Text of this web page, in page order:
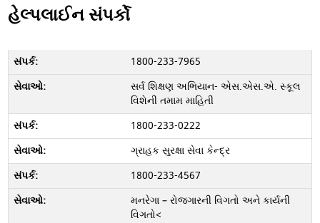
હેલ્પલાઈન સંપર્કો
1800-233-7965
સર્વ શિક્ષણ અભિયાન- એસ.એસ.એ. સ્કૂલ
વિશેની તમામ માહિતી
1800-233-0222
ગ્રાહક સુરક્ષા સેવા કેન્દ્ર
1800-233-4567
મનરેગા – રોજગારની વિગતો અને કાર્યની
વિગતો<